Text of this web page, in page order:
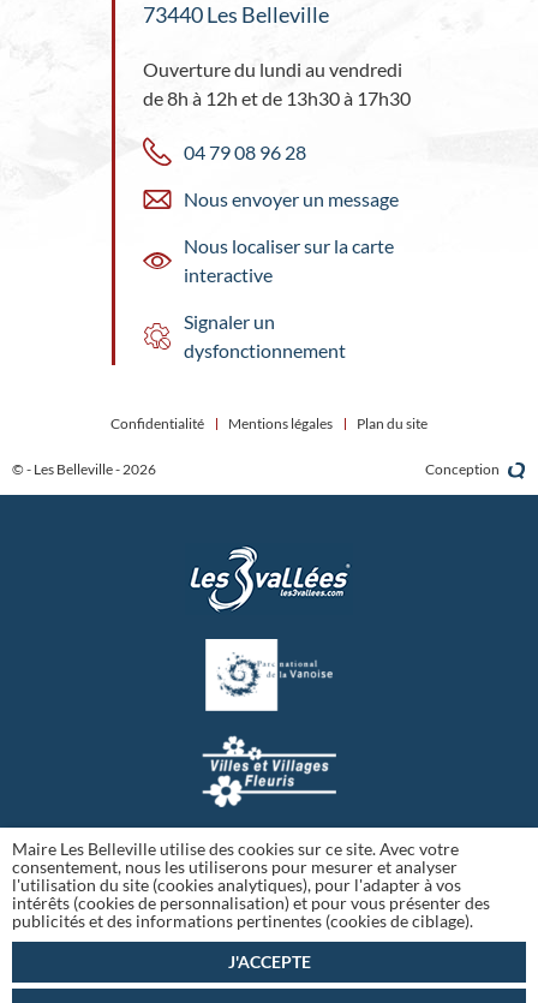
73440 Les Belleville
Ouverture du lundi au vendredi
de 8h à 12h et de 13h30 à 17h30
04 79 08 96 28
Nous envoyer un message
Nous localiser sur la carte
interactive
Signaler un
dysfonctionnement
© - Les Belleville - 2026
Confidentialité Mentions légales Plan du site
Conception
Maire Les Belleville utilise des cookies sur ce site. Avec votre
consentement, nous les utiliserons pour mesurer et analyser
l'utilisation du site (cookies analytiques), pour l'adapter à vos
intérêts (cookies de personnalisation) et pour vous présenter des
publicités et des informations pertinentes (cookies de ciblage).
J'ACCEPTE